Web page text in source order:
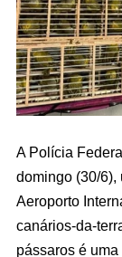
A Polícia
domingo (30/6),
Aeroporto
canários-da-
pássaros é